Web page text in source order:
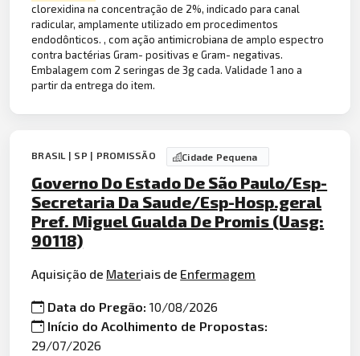
clorexidina na concentração de 2%, indicado para canal
radicular, amplamente utilizado em procedimentos
endodônticos. , com ação antimicrobiana de amplo espectro
contra bactérias Gram- positivas e Gram- negativas.
Embalagem com 2 seringas de 3g cada. Validade 1 ano a
partir da entrega do item.
BRASIL | SP | PROMISSÃO Cidade Pequena
Governo Do Estado De São Paulo/Esp-
Secretaria Da Saude/Esp-Hosp.geral
Pref. Miguel Gualda De Promis (Uasg:
90118)
Aquisição de Materiais de Enfermagem
Data do Pregão:10/08/2026
Início do Acolhimento de Propostas:
29/07/2026